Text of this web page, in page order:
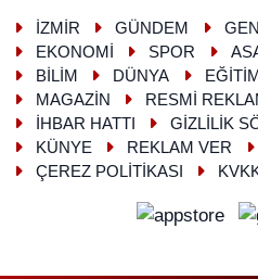
İZMİR GÜNDEM
EKONOMİ
SPOR
BİLİM
DÜNYA EĞİTİM
MAGAZİN
RESMİ
İHBAR HATTI
GİZLİLİK
KÜNYE
REKLAM VER
ÇEREZ POLİTİKASI